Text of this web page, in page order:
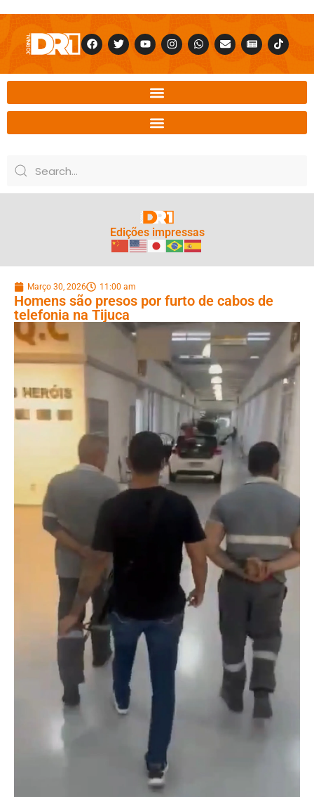
Edições impressas
Março 30, 2026 11:00 am
Homens são presos por furto de cabos de
telefonia na Tijuca